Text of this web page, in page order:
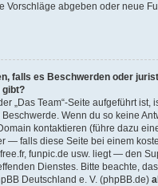
Vorschläge abgeben oder neue
falls es Beschwerden oder
gibt?
„Das Team“-Seite aufgeführt ist,
Wenn du so keine
kontaktieren (führe dazu
— falls diese Seite bei einem
funpic.de usw. liegt — den
Dienstes. Bitte beachte,
Deutschland e. V. (phpBB.de)